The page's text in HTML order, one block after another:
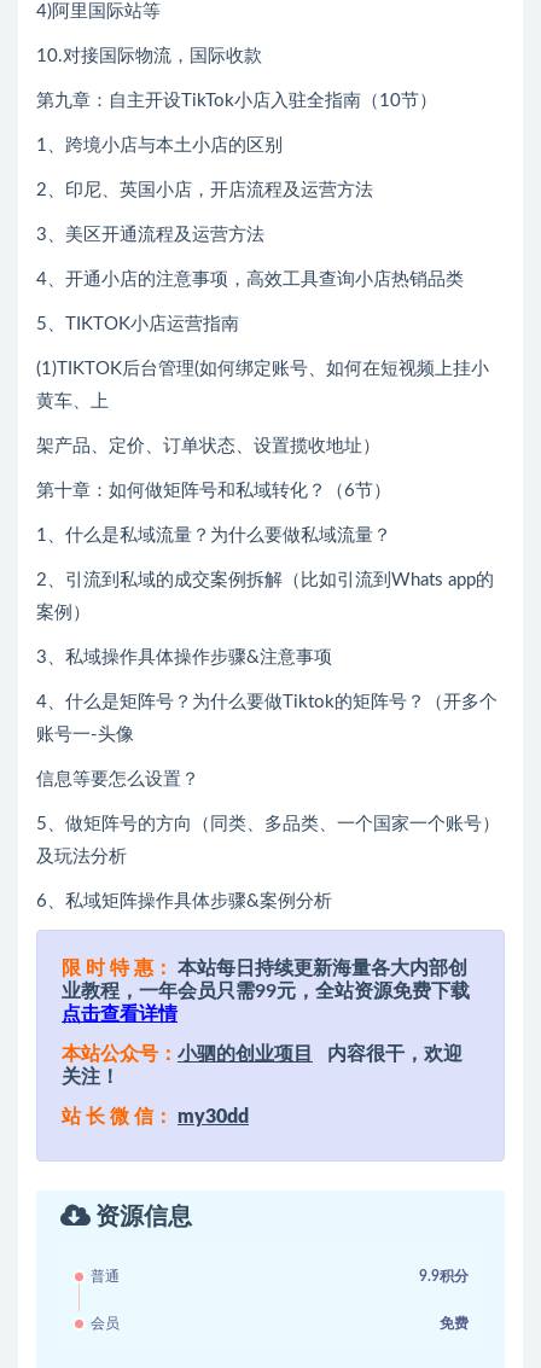
4)阿里国际站等
10.对接国际物流，国际收款
第九章：自主开设TikTok小店入驻全指南（10节）
1、跨境小店与本土小店的区别
2、印尼、英国小店，开店流程及运营方法
3、美区开通流程及运营方法
4、开通小店的注意事项，高效工具查询小店热销品类
5、TIKTOK小店运营指南
(1)TIKTOK后台管理(如何绑定账号、如何在短视频上挂小
黄车、上
架产品、定价、订单状态、设置揽收地址）
第十章：如何做矩阵号和私域转化？（6节）
1、什么是私域流量？为什么要做私域流量？
2、引流到私域的成交案例拆解（比如引流到Whats app的
案例）
3、私域操作具体操作步骤&注意事项
4、什么是矩阵号？为什么要做Tiktok的矩阵号？（开多个
账号一-头像
信息等要怎么设置？
5、做矩阵号的方向（同类、多品类、一个国家一个账号）
及玩法分析
6、私域矩阵操作具体步骤&案例分析
限 时 特 惠：
本站每日持续更新海量各大内部创
业教程，一年会员只需99元，全站资源免费下载
点击查看详情
本站公众号： 小驷的创业项目
内容很干，欢迎
关注！
站 长 微 信： my30dd
资源信息
普通 9.9积分
会员 免费